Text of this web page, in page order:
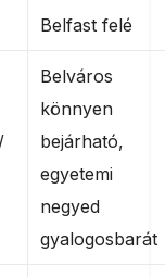
Belfast felé
Belváros
könnyen
bejárható,
egyetemi
negyed
gyalogosbarát